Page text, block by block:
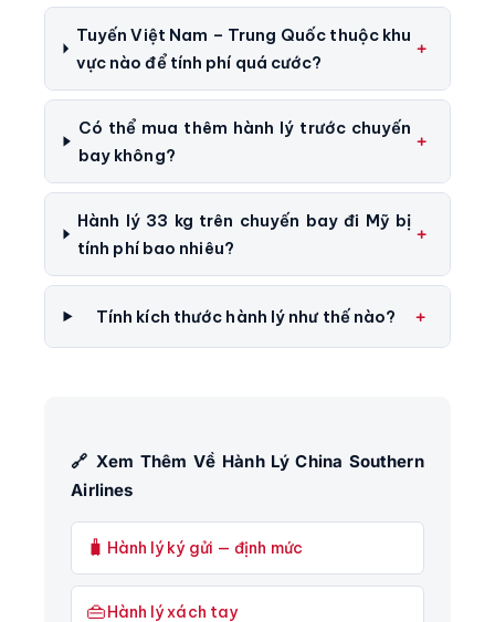
Tuyến Việt Nam – Trung Quốc thuộc khu
vực nào để tính phí quá cước?
Có thể mua thêm hành lý trước chuyến
bay không?
Hành lý 33 kg trên chuyến bay đi Mỹ bị
tính phí bao nhiêu?
Tính kích thước hành lý như thế nào?
🔗 Xem Thêm Về Hành Lý China Southern
Airlines
🧳 Hành lý ký gửi — định mức
👜Hành lý xách tay